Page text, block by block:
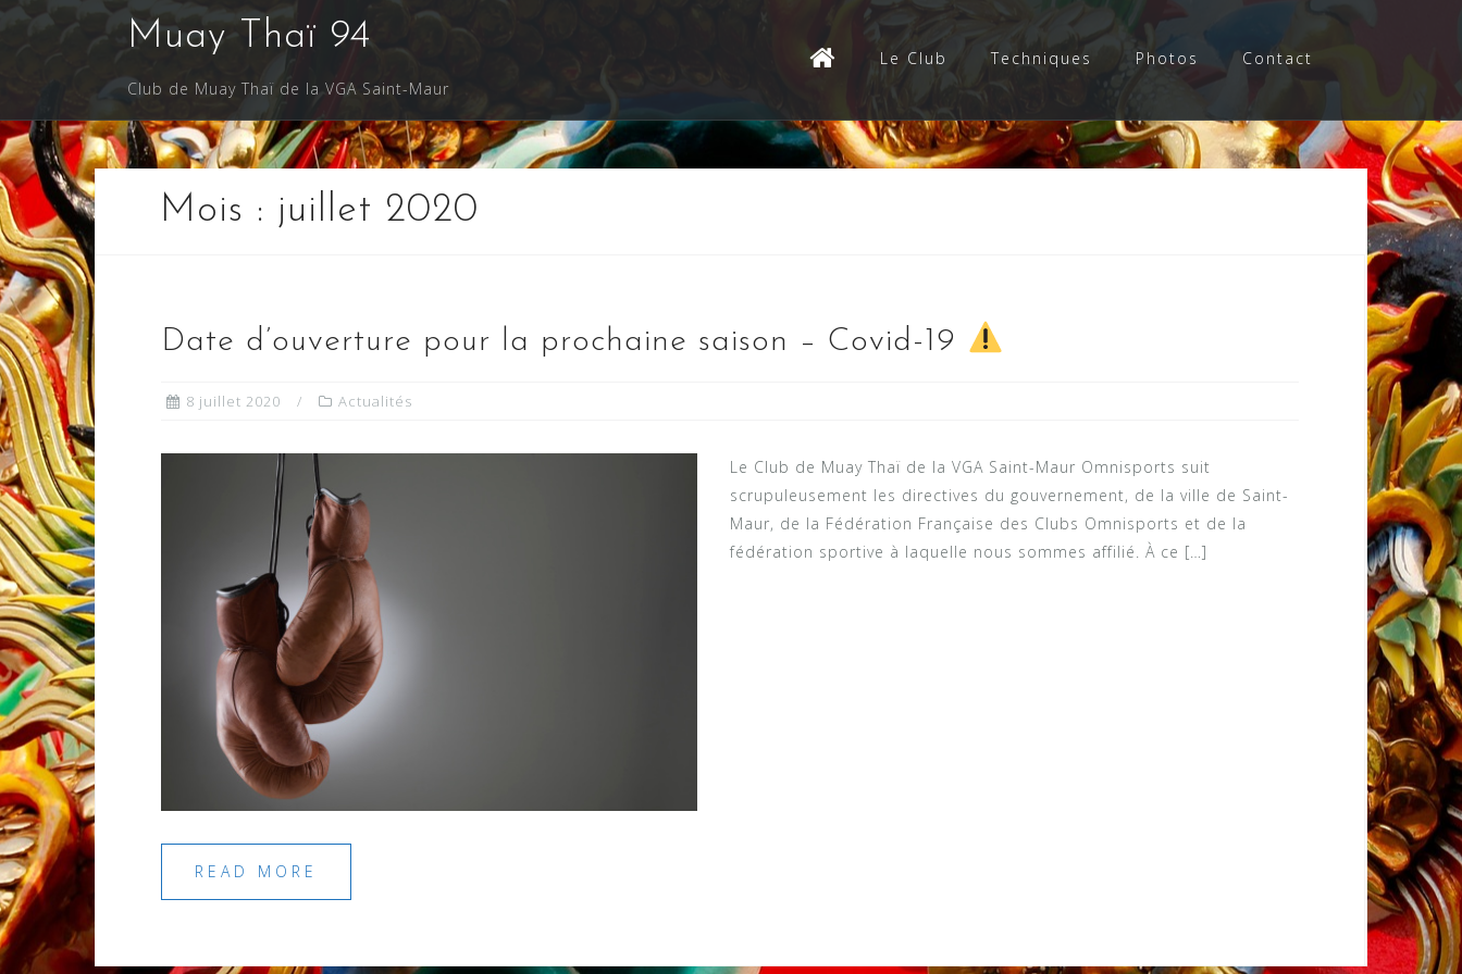
Muay Thaï 94
Club de Muay Thaï de la VGA Saint-Maur
Le Club Techniques Photos Contact
Mois : juillet 2020
Date d’ouverture pour la prochaine saison – Covid-19
8 juillet 2020 Actualités
Le Club de Muay Thaï de la VGA Saint-Maur Omnisports suit
scrupuleusement les directives du gouvernement, de la ville de Saint-
Maur, de la Fédération Française des Clubs Omnisports et de la
fédération sportive à laquelle nous sommes affilié. À ce […]
READ MORE